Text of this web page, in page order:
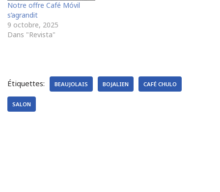
Notre offre Café Móvil
s’agrandit
9 octobre, 2025
Dans "Revista"
Étiquettes: BEAUJOLAIS BOJALIEN CAFÉ CHULO
SALON